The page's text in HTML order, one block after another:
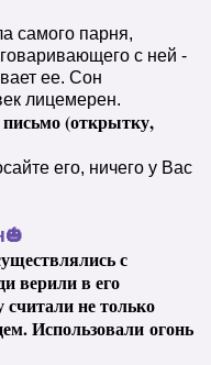
самого парня,
с ней -
ее. Сон
лицемерен.
письмо (открытку,
его, ничего у Вас
🎃
с
верили в его
считали не только
Использовали огонь